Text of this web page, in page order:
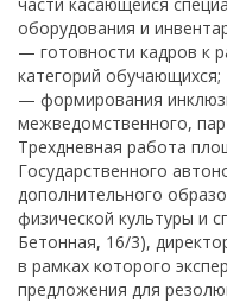
части касающейся
оборудования и
— готовности кадров к
категорий обучающихся;
— формирования
межведомственного,
Трехдневная работа
Государственного
дополнительного
физической культуры и
Бетонная, 16/3),
в рамках которого
предложения для